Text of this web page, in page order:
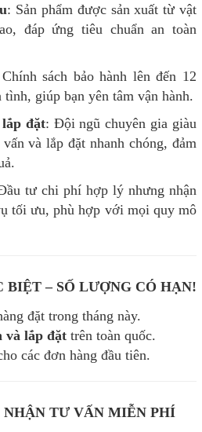
: Sản phẩm được sản xuất từ vật
đáp ứng tiêu chuẩn an toàn
sách bảo hành lên đến 12
giúp bạn yên tâm vận hành.
đặt: Đội ngũ chuyên gia giàu
và lắp đặt nhanh chóng, đảm
tư chi phí hợp lý nhưng nhận
tối ưu, phù hợp với mọi quy mô
– SỐ LƯỢNG CÓ HẠN!
đặt trong tháng này.
và lắp đặt trên toàn quốc.
các đơn hàng đầu tiên.
TƯ VẤN MIỄN PHÍ